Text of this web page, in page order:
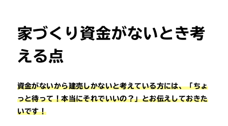
家づくり資金がないとき考
える点
資金がないから建売しかないと考えている方には、「ちょ
っと待って！本当にそれでいいの？」とお伝えしておきた
いです！